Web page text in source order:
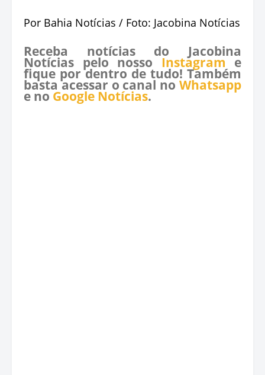
Por Bahia Notícias / Foto: Jacobina Notícias
Receba notícias do Jacobina
Notícias pelo nosso Instagram e
fique por dentro de tudo! Também
basta acessar o canal no Whatsapp
e no Google Notícias.